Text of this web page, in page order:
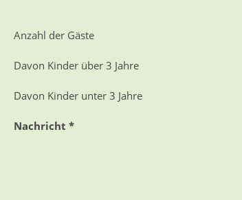
Anzahl der Gäste
Davon Kinder über 3 Jahre
Davon Kinder unter 3 Jahre
Nachricht *